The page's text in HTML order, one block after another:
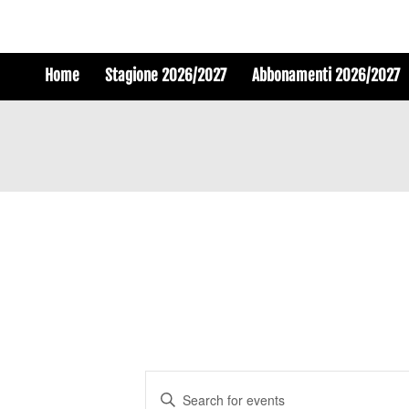
Home Stagione 2026/2027 Abbonamenti 2026/2027
Events
Enter